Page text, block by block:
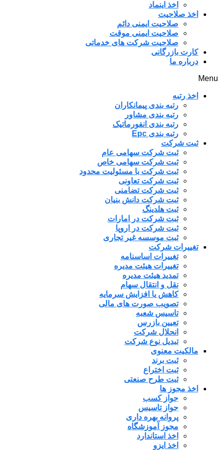
اخذ اینماد
اخذ صلاحیت
صلاحیت ایمنی دائم
صلاحیت ایمنی موقت
صلاحیت شرکت های خدماتی
کارت بازرگانی
درباره ما
Menu
اخذ رتبه
رتبه بندی پیمانکاران
رتبه بندی مشاور
رتبه بندی انفورماتیک
رتبه بندی Epc
ثبت شرکت
ثبت شرکت سهامی عام
ثبت شرکت سهامی خاص
ثبت شرکت با مسئولیت محدود
ثبت شرکت تعاونی
ثبت شرکت تضامنی
ثبت شرکت دانش بنیان
ثبت هلدینگ
ثبت شرکت در امارات
ثبت شرکت در اروپا
ثبت موسسه غیر تجاری
تغییرات شرکت
تغییرات اساسنامه
تغییرات هیئت مدیره
تمدید هیئت مدیره
نقل و انتقال سهام
کاهش یا افزایش سرمایه
تصویب صورت های مالی
تاسیس شعبه
تعیین بازرس
انحلال شرکت
تبدیل نوع شرکت
مالکیت معنوی
ثبت برند
ثبت اختراع
ثبت طرح صنعتی
اخذ مجوز ها
جواز کسب
جواز تاسیس
پروانه بهره داری
مجوز آموزشگاه
اخذ استاندارد
اخذ ایزو